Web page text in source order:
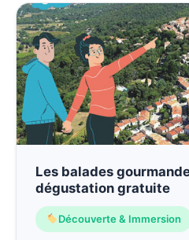
Les balades
dégustation gratuite
Découverte & Immersion